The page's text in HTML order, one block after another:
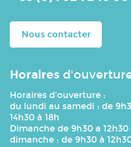
Nous contacter
Horaires
Horaires d'ouverture :
du lundi au samedi : de
14h30 à 18h
Dimanche de 9h30 a 12h30
dimanche : de 9h30 à